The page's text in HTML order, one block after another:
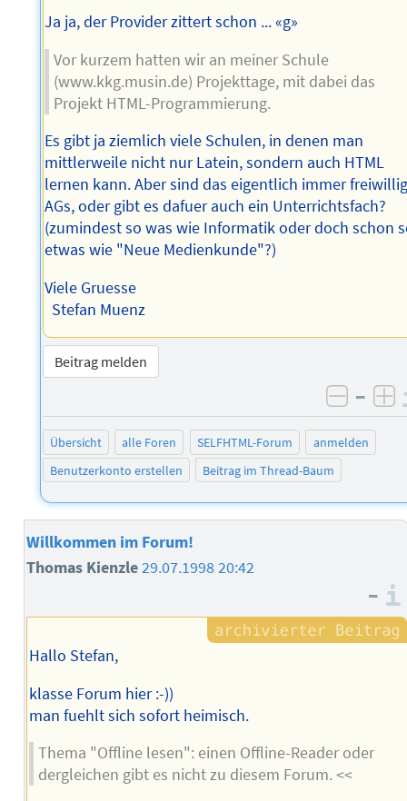
Ja ja, der Provider zittert schon ... «g»
Vor kurzem hatten wir an meiner Schule
(www.kkg.musin.de) Projekttage, mit dabei das
Projekt HTML-Programmierung.
Es gibt ja ziemlich viele Schulen, in denen man
mittlerweile nicht nur Latein, sondern auch HTML
lernen kann. Aber sind das eigentlich immer
AGs, oder gibt es dafuer auch ein Unterrichtsfach?
(zumindest so was wie Informatik oder doch schon
etwas wie "Neue Medienkunde"?)
Viele Gruesse
Stefan Muenz
Beitrag melden
–
Übersicht alle Foren SELFHTML-Forum
anmelden
Benutzerkonto erstellen
Beitrag im Thread-Baum
Willkommen im Forum!
Thomas Kienzle29.07.1998 20:42
–
Hallo Stefan,
klasse Forum hier :-))
man fuehlt sich sofort heimisch.
Thema "Offline lesen": einen Offline-Reader oder
dergleichen gibt es nicht zu diesem Forum. <<